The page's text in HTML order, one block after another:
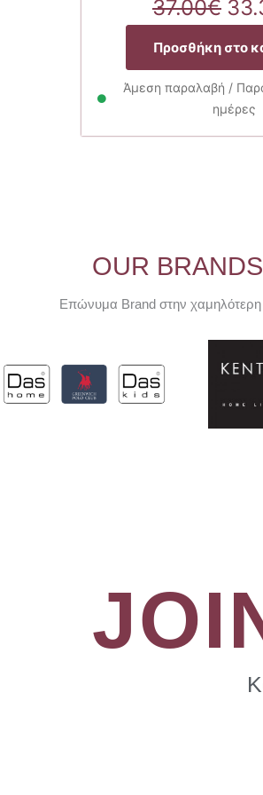
37.00€
Προσθήκη στο
Άμεση παραλαβή /
ημέρες
OUR BRANDS
Επώνυμα Brand στην χαμηλότερη